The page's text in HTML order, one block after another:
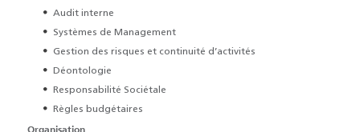
Audit interne
Systèmes de Management
Gestion des risques et continuité d’activités
Déontologie
Responsabilité Sociétale
Règles budgétaires
Organisation